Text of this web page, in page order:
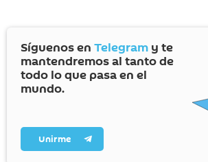
Síguenos en Telegram y te
mantendremos al tanto de
todo lo que pasa en el
mundo.
Unirme